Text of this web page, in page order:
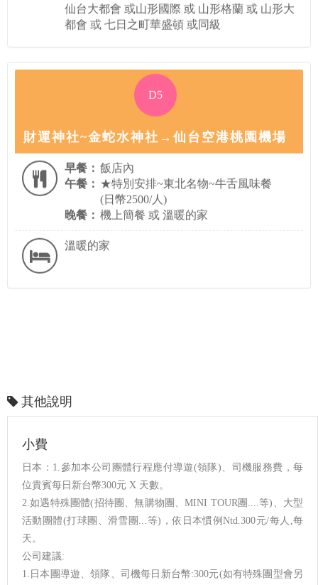
仙台大都會 或山形國際 或 山形格蘭 或 山形大
都會 或 七日之町華盛頓 或同級
D5
財運神社~金蛇水神社→仙台空港桃園機場
早餐： 飯店內
午餐： ★特別安排~東北名物~牛舌風味餐
(日幣2500/人)
晚餐： 機上簡餐 或 溫暖的家
溫暖的家
其他說明
小費
日本：1.參加本公司團體行程應付導遊(領隊)、司機服務費，每
位貴賓每日新台幣300元 X 天數。
2.如遇特殊團體(招待團、無購物團、MINI TOUR團....等)、大型
活動團體(打球團、滑雪團...等)，依日本慣例Ntd.300元/每人,每
天。
公司建議:
1.日本團導遊、領隊、司機每日新台幣:300元(如有特殊團型會另